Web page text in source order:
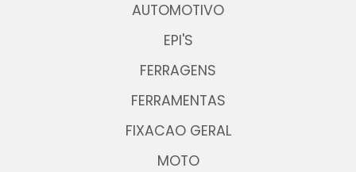
AUTOMOTIVO
EPI'S
FERRAGENS
FERRAMENTAS
FIXACAO GERAL
MOTO